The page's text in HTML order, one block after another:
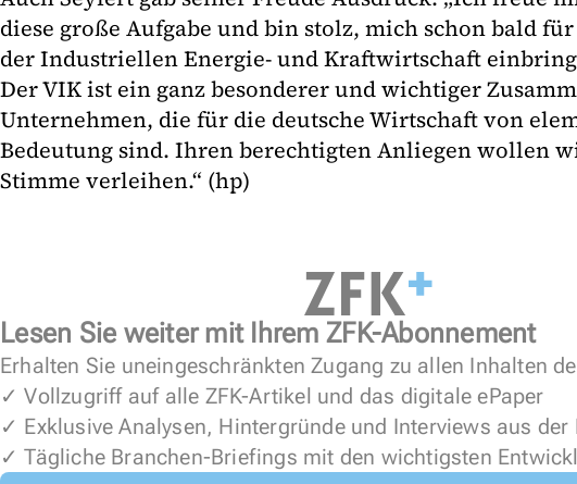
diese große Aufgabe und bin stolz, mich schon bald
der Industriellen Energie- und Kraftwirtschaft
Der VIK ist ein ganz besonderer und wichtiger
Unternehmen, die für die deutsche Wirtschaft von
Bedeutung sind. Ihren berechtigten Anliegen wollen
Stimme verleihen.“ (hp)
Lesen Sie weiter mit Ihrem ZFK-Abonnement
Erhalten Sie uneingeschränkten Zugang zu allen Inhalten
✓ Vollzugriff auf alle ZFK-Artikel und das digitale ePaper
✓ Exklusive Analysen, Hintergründe und Interviews aus der
✓ Tägliche Branchen-Briefings mit den wichtigsten